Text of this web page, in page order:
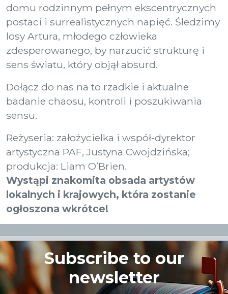
domu rodzinnym pełnym ekscentrycznych
postaci i surrealistycznych napięć. Śledzimy
losy Artura, młodego człowieka
zdesperowanego, by narzucić strukturę i
sens światu, który objął absurd.
Dołącz do nas na to rzadkie i aktualne
badanie chaosu, kontroli i poszukiwania
sensu.
Reżyseria: założycielka i współ-dyrektor
artystyczna PAF, Justyna Cwojdzińska;
produkcja: Liam O’Brien.
Wystąpi znakomita obsada artystów
lokalnych i krajowych, która zostanie
ogłoszona wkrótce!
Subscribe to our
newsletter